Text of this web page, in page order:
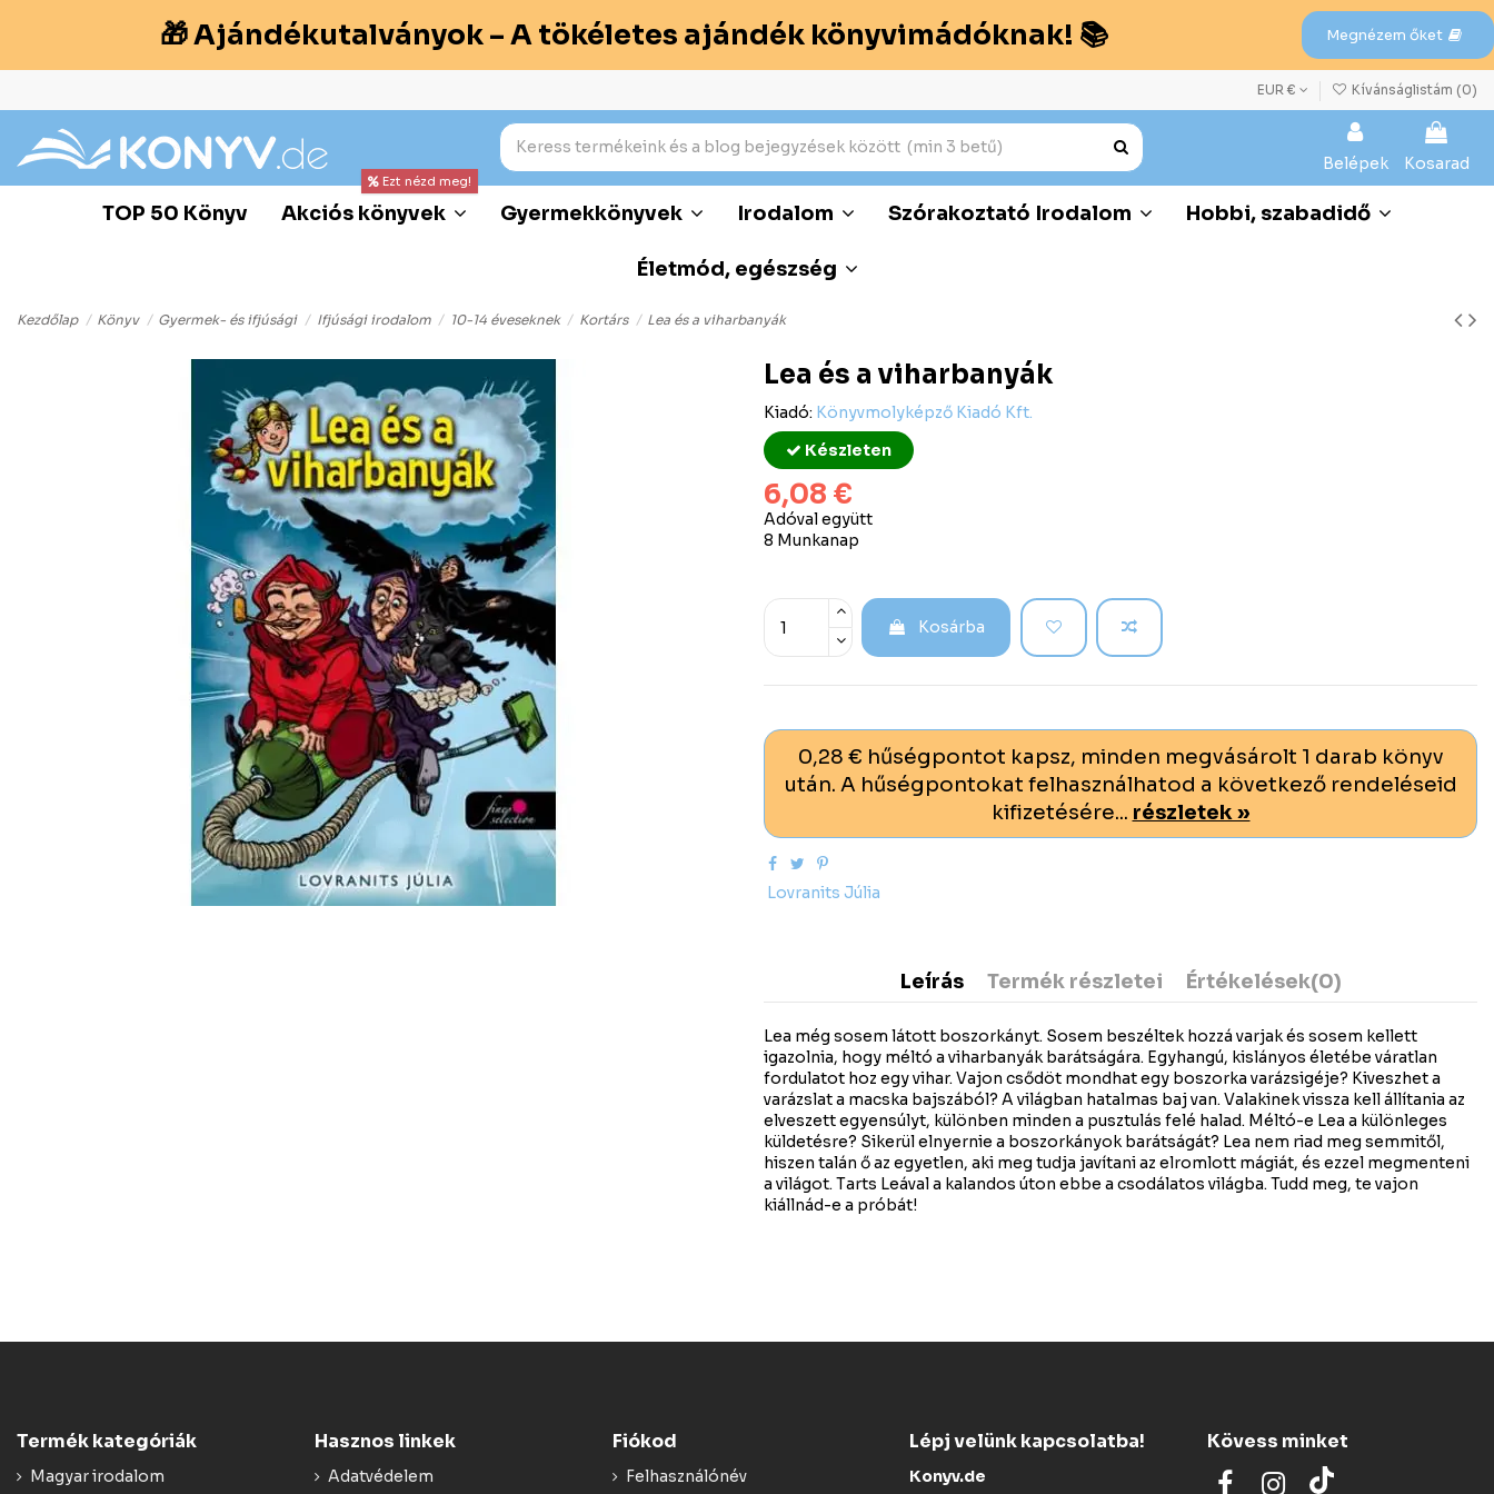
🎁 Ajándékutalványok – A tökéletes ajándék könyvimádóknak! 📚 Megnézem őket
EUR € Kívánságlistám (0)
Belépek Kosarad
TOP 50 Könyv Akciós könyvek
Ezt nézd meg!
Gyermekkönyvek Irodalom Szórakoztató Irodalom Hobbi, szabadidő
Életmód, egészség
Kezdőlap Könyv Gyermek- és ifjúsági Ifjúsági irodalom 10-14 éveseknek Kortárs Lea és a viharbanyák
Lea és a viharbanyák
Kiadó: Könyvmolyképző Kiadó Kft.
Készleten
6,08 €
Adóval együtt
8 Munkanap
Kosárba
0,28 € hűségpontot kapsz, minden megvásárolt 1 darab könyv
után. A hűségpontokat felhasználhatod a következő rendeléseid
kifizetésére... részletek »
Lovranits Júlia
Leírás Termék részletei Értékelések(0)
Lea még sosem látott boszorkányt. Sosem beszéltek hozzá varjak és sosem kellett
igazolnia, hogy méltó a viharbanyák barátságára. Egyhangú, kislányos életébe váratlan
fordulatot hoz egy vihar. Vajon csődöt mondhat egy boszorka varázsigéje? Kiveszhet a
varázslat a macska bajszából? A világban hatalmas baj van. Valakinek vissza kell állítania az
elveszett egyensúlyt, különben minden a pusztulás felé halad. Méltó-e Lea a különleges
küldetésre? Sikerül elnyernie a boszorkányok barátságát? Lea nem riad meg semmitől,
hiszen talán ő az egyetlen, aki meg tudja javítani az elromlott mágiát, és ezzel megmenteni
a világot. Tarts Leával a kalandos úton ebbe a csodálatos világba. Tudd meg, te vajon
kiállnád-e a próbát!
Termék kategóriák
Magyar irodalom
Hasznos linkek
Adatvédelem
Fiókod
Felhasználónév
Lépj velünk kapcsolatba!
Konyv.de
Kövess minket